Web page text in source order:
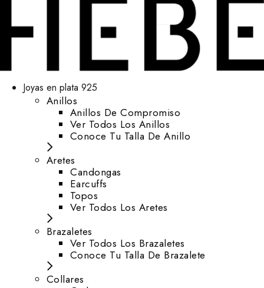
Joyas en plata 925
Anillos
Anillos De Compromiso
Ver Todos Los Anillos
Conoce Tu Talla De Anillo
Aretes
⁠Candongas
Earcuffs
Topos
Ver Todos Los Aretes
Brazaletes
Ver Todos Los Brazaletes
Conoce Tu Talla De Brazalete
Collares